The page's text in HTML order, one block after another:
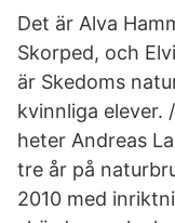
Det är Alva
Skorped, och
är Skedoms
kvinnliga elever.
heter Andreas
tre år på
2010 med